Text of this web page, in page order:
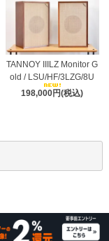
TANNOY IIILZ Monitor G
old / LSU/HF/3LZG/8U
198,000円(税込)